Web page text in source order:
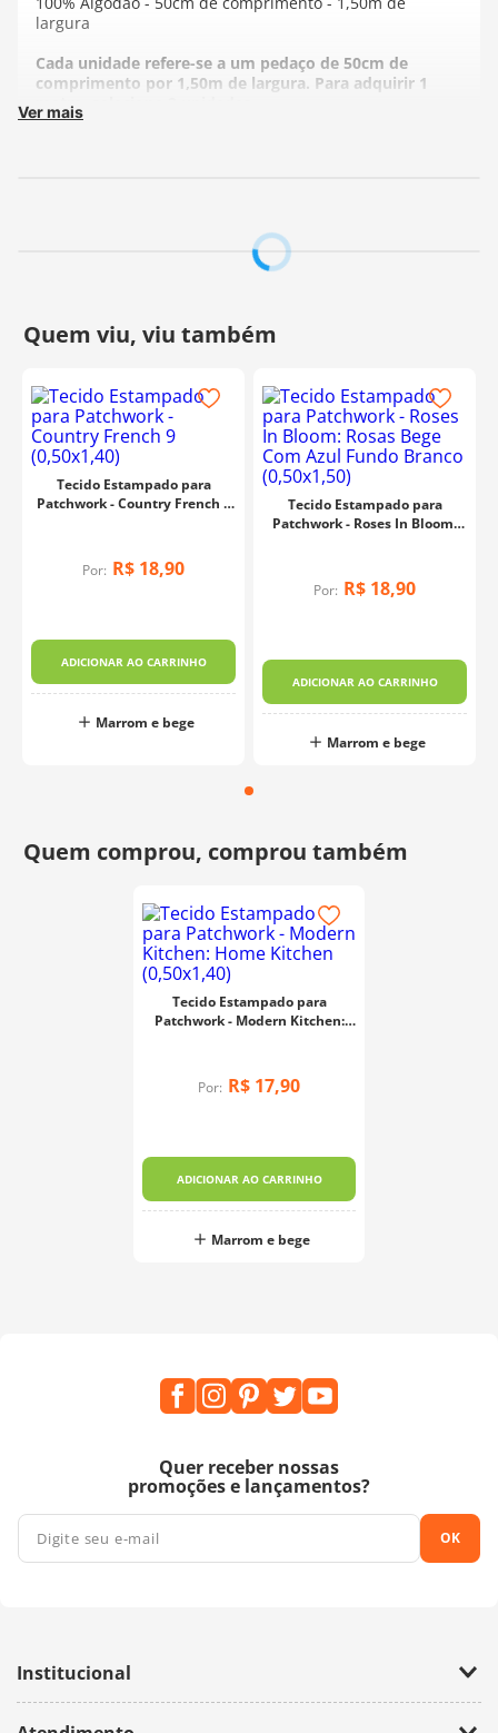
largura
Cada unidade refere-se a um pedaço de 50cm de
comprimento por 1,50m de largura. Para adquirir 1
metro, selecione 2 unidades.
Ver mais
Tecido Estampado para
Patchwork - Country French 9
Por: R$ 18,90
ADICIONAR AO CARRINHO
Marrom e bege
Tecido Estampado para
Patchwork - Roses In Bloom:
Por: R$ 18,90
ADICIONAR AO CARRINHO
Marrom e bege
Tecido Estampado para
Patchwork - Modern Kitchen:
Por: R$ 17,90
ADICIONAR AO CARRINHO
Marrom e bege
Quer receber nossas
promoções e lançamentos?
OK
Institucional